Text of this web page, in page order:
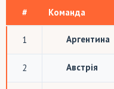
# Команда
1 Аргентина
2 Австрія